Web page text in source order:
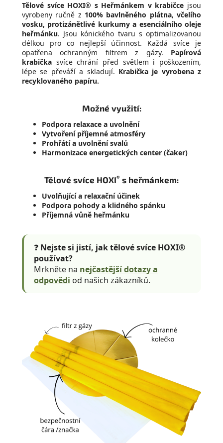
Tělové svíce HOXI® s Heřmánkem v krabičce jsou
vyrobeny ručně z 100% bavlněného plátna,včelího
vosku, protizánětlivé kurkumya esenciálního oleje
heřmánku. Jsou kónického tvaru s optimalizovanou
délkou pro co nejlepší účinnost. Každá svíce je
opatřena ochranným filtrem z gázy. Papírová
krabička svíce chrání před světlem i poškozením,
lépe se převáží a skladují. Krabička je vyrobena z
recyklovaného papíru.
Možné využití:
Podpora relaxace a uvolnění
Vytvoření příjemné atmosféry
Prohřátí a uvolnění svalů
Harmonizace energetických center (čaker)
Tělové svíce HOXI® s heřmánkem:
Uvolňující a relaxační účinek
Podpora pohody a klidného spánku
Příjemná vůně heřmánku
❓ Nejste si jistí, jak tělové svíce HOXI®
používat?
Mrkněte na nejčastější dotazy a
odpovědi od našich zákazníků.